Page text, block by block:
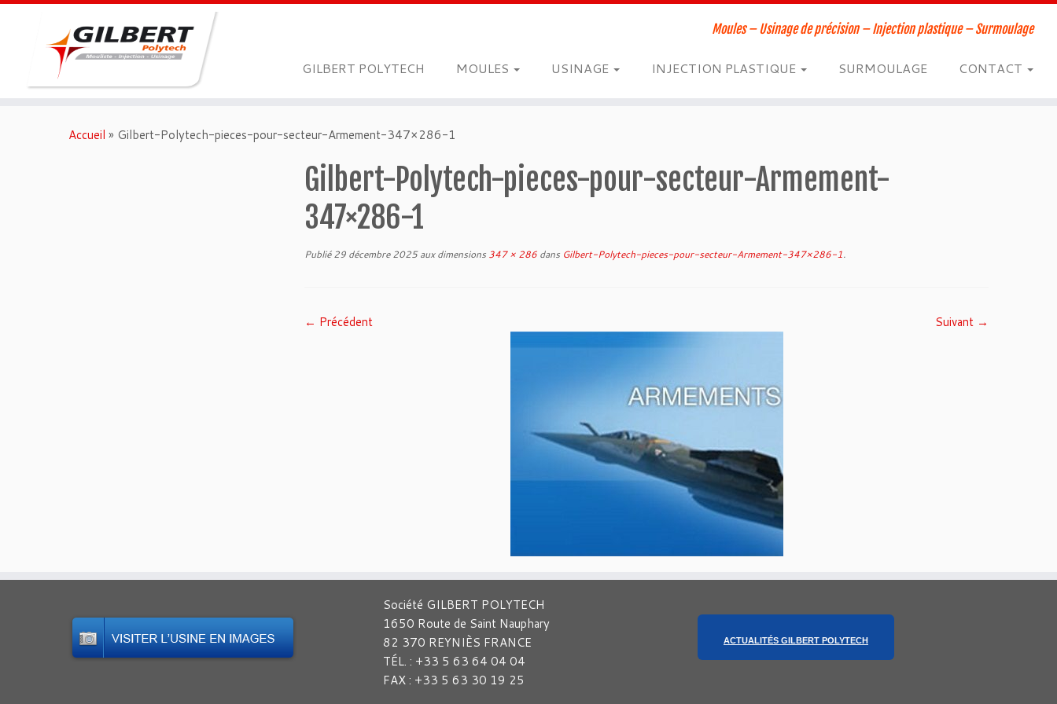
Moules – Usinage de précision – Injection plastique – Surmoulage
GILBERT POLYTECH MOULES USINAGE INJECTION PLASTIQUE SURMOULAGE CONTACT
Accueil » Gilbert-Polytech-pieces-pour-secteur-Armement-347×286-1
Gilbert-Polytech-pieces-pour-secteur-Armement-
347×286-1
Publié 29 décembre 2025aux dimensions 347 × 286 dans Gilbert-Polytech-pieces-pour-secteur-Armement-347×286-1.
← Précédent Suivant →
Société GILBERT POLYTECH
1650 Route de Saint Nauphary
82 370 REYNIÈS FRANCE
TÉL. : +33 5 63 64 04 04
FAX : +33 5 63 30 19 25
ACTUALITÉS GILBERT POLYTECH